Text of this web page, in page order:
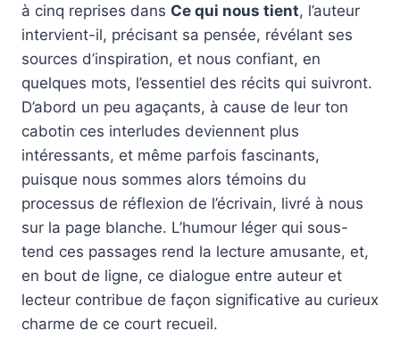
à cinq reprises dans Ce qui nous tient, l’auteur
intervient-il, précisant sa pensée, révélant ses
sources d’inspiration, et nous confiant, en
quelques mots, l’essentiel des récits qui suivront.
D’abord un peu agaçants, à cause de leur ton
cabotin ces interludes deviennent plus
intéressants, et même parfois fascinants,
puisque nous sommes alors témoins du
processus de réflexion de l’écrivain, livré à nous
sur la page blanche. L’humour léger qui sous-
tend ces passages rend la lecture amusante, et,
en bout de ligne, ce dialogue entre auteur et
lecteur contribue de façon significative au curieux
charme de ce court recueil.